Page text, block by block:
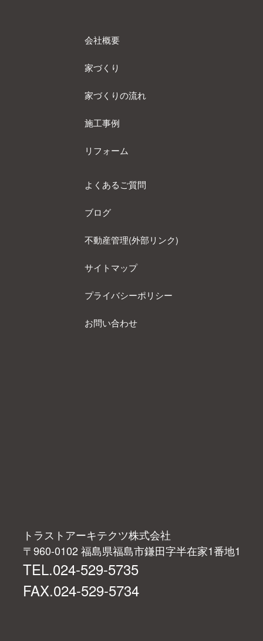
トラストアーキテクツ株式会社
〒960-0102 福島県福島市鎌田字半在家1番地1
TEL.024-529-5735
FAX.024-529-5734
会社概要
家づくり
家づくりの流れ
施工事例
リフォーム
よくあるご質問
ブログ
不動産管理(外部リンク)
サイトマップ
プライバシーポリシー
お問い合わせ